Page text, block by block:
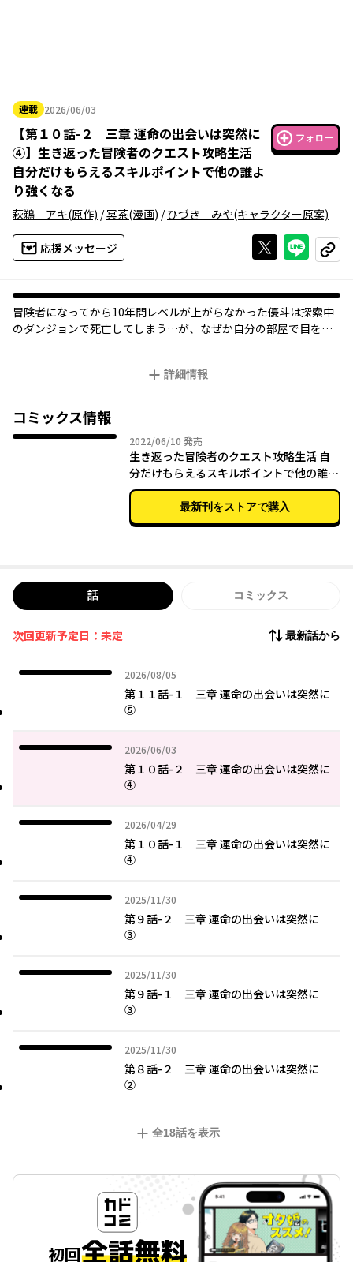
連載 2026/06/03
2026年06月03日
【第１０話-２ 三章 運命の出会いは突然に
④】 生き返った冒険者のクエスト攻略生活
自分だけもらえるスキルポイントで他の誰よ
り強くなる
フォロー
萩鵜 アキ(原作) /冥茶(漫画) /ひづき みや(キャラクター原案)
応援メッセージ Xで投稿する
ライン
コピー
冒険者になってから10年間レベルが上がらなかった優斗は探索中
のダンジョンで死亡してしまう…が、なぜか自分の部屋で目を覚
成すると、レベルが上がり、スキルも自由に上昇させられるよう
る！！
詳細情報
コミックス情報
2022/06/10 2022年06月10日
発売
生き返った冒険者のクエスト攻略生活 自
分だけもらえるスキルポイントで他の誰よ
り強くなる （１）
最新刊をストアで購入
話 コミックス
次回更新予定日：未定 最新話から
2026/08/05
2026年08月05日
第１１話-１ 三章 運命の出会いは突然に
⑤
2026/06/03
2026年06月03日
第１０話-２ 三章 運命の出会いは突然に
④
2026/04/29
2026年04月29日
第１０話-１ 三章 運命の出会いは突然に
④
2025/11/30
2025年11月30日
第９話-２ 三章 運命の出会いは突然に
③
2025/11/30
2025年11月30日
第９話-１ 三章 運命の出会いは突然に
③
2025/11/30
2025年11月30日
第８話-２ 三章 運命の出会いは突然に
②
全18話を表示